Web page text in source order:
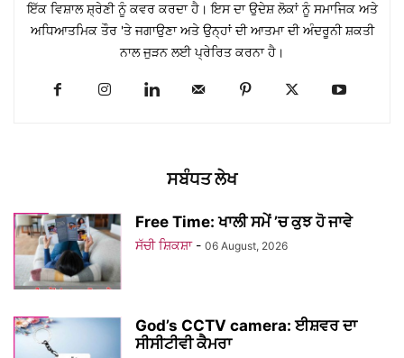
ਇੱਕ ਵਿਸ਼ਾਲ ਸ਼੍ਰੇਣੀ ਨੂੰ ਕਵਰ ਕਰਦਾ ਹੈ। ਇਸ ਦਾ ਉਦੇਸ਼ ਲੋਕਾਂ ਨੂੰ ਸਮਾਜਿਕ ਅਤੇ
ਅਧਿਆਤਮਿਕ ਤੌਰ 'ਤੇ ਜਗਾਉਣਾ ਅਤੇ ਉਨ੍ਹਾਂ ਦੀ ਆਤਮਾ ਦੀ ਅੰਦਰੂਨੀ ਸ਼ਕਤੀ
ਨਾਲ ਜੁੜਨ ਲਈ ਪ੍ਰੇਰਿਤ ਕਰਨਾ ਹੈ।
ਸਬੰਧਤ ਲੇਖ
Free Time: ਖਾਲੀ ਸਮੇਂ ’ਚ ਕੁਝ ਹੋ ਜਾਵੇ
ਸੱਚੀ ਸ਼ਿਕਸ਼ਾ - 06 August, 2026
God’s CCTV camera: ਈਸ਼ਵਰ ਦਾ
ਸੀਸੀਟੀਵੀ ਕੈਮਰਾ